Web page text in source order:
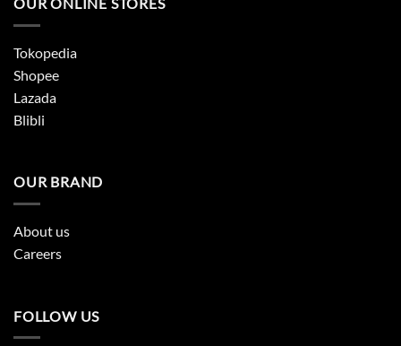
Tokopedia
Shopee
Lazada
Blibli
OUR BRAND
About us
Careers
FOLLOW US